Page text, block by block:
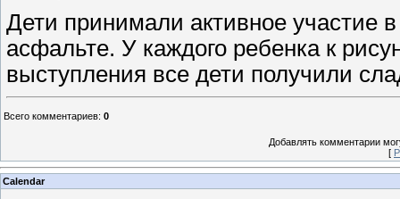
Дети принимали активное участие
асфальте. У каждого ребенка к
выступления все дети получили
Всего комментариев: 0
Добавлять комментарии
[
Calendar